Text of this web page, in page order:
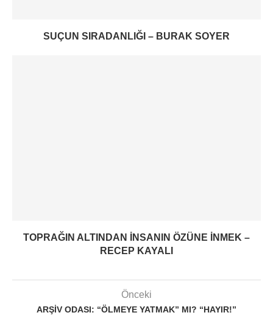
SUÇUN SIRADANLIĞI – BURAK SOYER
TOPRAĞIN ALTINDAN INSANIN ÖZÜNE INMEK –
RECEP KAYALI
Önceki
ARŞIV ODASI: “ÖLMEYE YATMAK” MI? “HAYIR!”